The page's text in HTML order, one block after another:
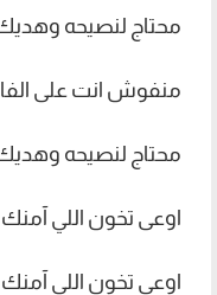
محتاج لنصيحه
منفوش انت على
محتاج لنصيحه
اوعى تخون اللي آمنك
اوعى تخون اللي آمنك